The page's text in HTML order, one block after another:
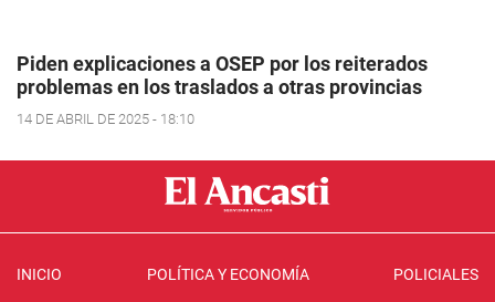
Piden explicaciones a OSEP por los reiterados
problemas en los traslados a otras provincias
14 DE ABRIL DE 2025 - 18:10
INICIO POLÍTICA Y ECONOMÍA POLICIALES